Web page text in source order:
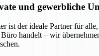
und gewerbliche
ist der ideale Partner für
handelt – wir